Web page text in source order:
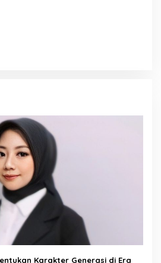
Karakter Generasi di Era